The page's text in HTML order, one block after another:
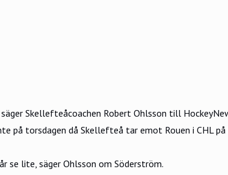
Skellefteåcoachen Robert Ohlsson till
på torsdagen då Skellefteå tar emot Rouen i CHL
se lite, säger Ohlsson om Söderström.